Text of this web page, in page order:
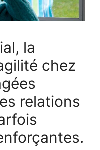
la
chez
relations